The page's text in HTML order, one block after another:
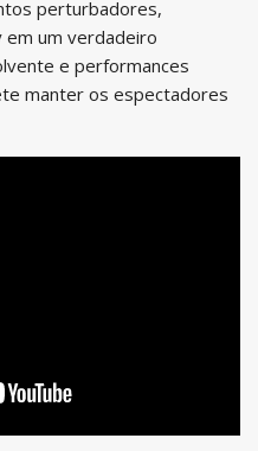
perturbadores,
em um verdadeiro
e performances
manter os espectadores